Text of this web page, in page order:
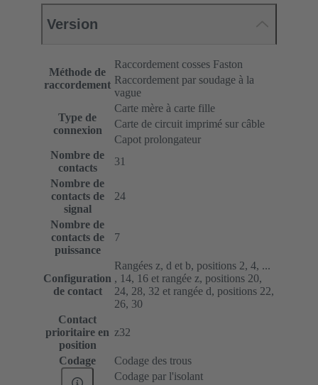
Version
Méthode de
raccordement
Raccordement cosses Faston
Raccordement par soudage à la
vague
Type de
connexion
Carte mère à carte fille
Carte de circuit imprimé sur câble
Capot prolongateur
Nombre de
contacts
31
Nombre de
contacts de
signal
24
Nombre de
contacts de
puissance
7
Configuration
de contact
Rangées z, d et b, positions 2, 4, ...
, 14, 16 et rangée z, positions 20,
24, 28, 32 et rangée d, positions 22,
26, 30
Contact
prioritaire en
position
z32
Codage
Codage des trous
Codage par l'isolant